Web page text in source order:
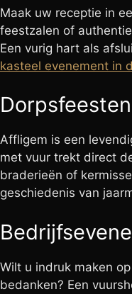
Maak uw receptie in
feestzalen of
Een vurig hart als
kasteel evenement in
Affligem is een
met vuur trekt direct
braderieën of
geschiedenis van
Wilt u indruk maken
bedanken? Een